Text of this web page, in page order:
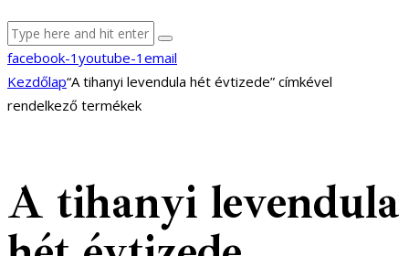
facebook-1 youtube-1 email
Kezdőlap“A tihanyi levendula hét évtizede” címkével
rendelkező termékek
A tihanyi levendula